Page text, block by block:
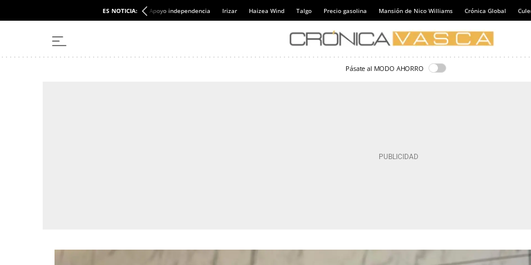
ES NOTICIA: Apoyo independencia Irizar Haizea Wind Talgo Precio gasolina Mansión de Nico Williams Crónica Global
Pásate al MODO AHORRO